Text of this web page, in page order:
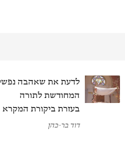
לדעת את שאהבה
המחודשת לתורה
בעזרת ביקורת המקרא
דוד בר-כהן